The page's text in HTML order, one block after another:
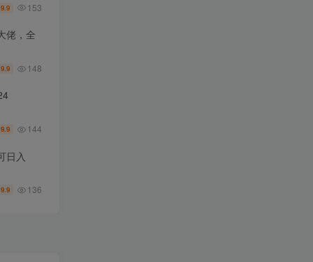
9.9 153
佬，全
9.9 148
9.9 144
日入
9.9 136